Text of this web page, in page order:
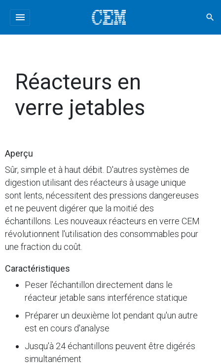
menu search
Réacteurs en
verre jetables
Aperçu
Sûr, simple et à haut débit. D'autres systèmes de
digestion utilisant des réacteurs à usage unique
sont lents, nécessitent des pressions dangereuses
et ne peuvent digérer que la moitié des
échantillons. Les nouveaux réacteurs en verre CEM
révolutionnent l'utilisation des consommables pour
une fraction du coût.
Caractéristiques
Peser l'échantillon directement dans le
réacteur jetable sans interférence statique
Préparer un deuxième lot pendant qu'un autre
est en cours d'analyse
Jusqu'à 24 échantillons peuvent être digérés
simultanément